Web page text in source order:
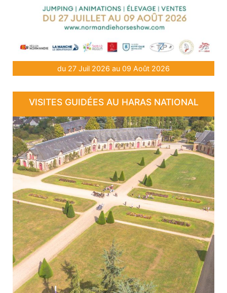
du 27 Juil 2026 au 09 Août 2026
VISITES GUIDÉES AU HARAS NATIONAL